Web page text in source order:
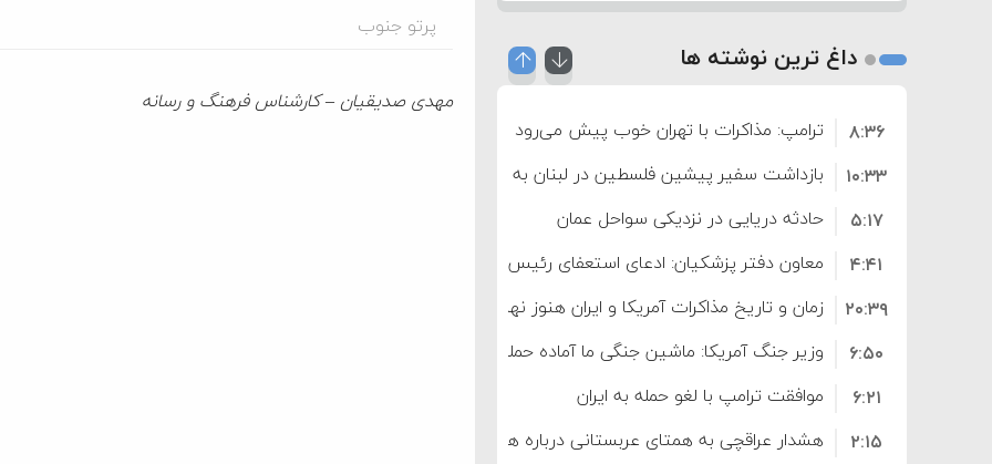
پرتو جنوب
مهدی صدیقیان – کارشناس فرهنگ و رسانه
داغ ترین نوشته ها
ترامپ: مذاکرات با تهران خوب پیش می‌رود
۸:۳۶
بازداشت سفیر پیشین فلسطین در لبنان به اتهام فساد و اختلاس اموال
۱۰:۳۳
حادثه دریایی در نزدیکی سواحل عمان
۵:۱۷
معاون دفتر پزشکیان: ادعای استعفای رئیس‌جمهور واهی و کذب محض
است
۴:۴۱
زمان و تاریخ مذاکرات آمریکا و ایران هنوز نهایی نشده است
۲۰:۳۹
وزیر جنگ آمریکا: ماشین جنگی ما آماده حمله نظامی علیه ایران است
۶:۵۰
موافقت ترامپ با لغو حمله به ایران
۶:۲۱
هشدار عراقچی به همتای عربستانی درباره همراهی با آمریکا
۲:۱۵